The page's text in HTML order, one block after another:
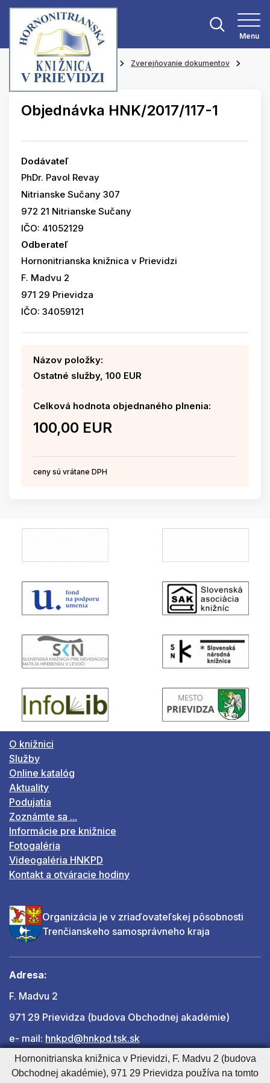
Menu
Hlavná stránka O knižnici
Zverejňovanie dokumentov
Objednávky
Objednávka HNK/2017/117-1
Dodávateľ
PhDr. Pavol Revay
Nitrianske Sučany 307
972 21 Nitrianske Sučany
IČO: 41052129
Odberateľ
Hornonitrianska knižnica v Prievidzi
F. Madvu 2
971 29 Prievidza
IČO: 34059121
Názov položky:
Ostatné služby, 100 EUR
Celková hodnota objednaného plnenia:
100,00 EUR
ceny sú vrátane DPH
O knižnici
Služby
Online katalóg
Aktuality
Podujatia
Zoznámte sa ...
Informácie pre knižnice
Fotogaléria
Videogaléria HNKPD
Kontakt a otváracie hodiny
Organizácia je v zriaďovateľskej pôsobnosti
Trenčianskeho samosprávneho kraja
Adresa:
F. Madvu 2
971 29 Prievidza (budova Obchodnej akadémie)
e- mail: hnkpd@hnkpd.tsk.sk
Ďalšie kontakty
Hornonitrianska knižnica v Prievidzi, F. Madvu 2 (budova
Obchodnej akadémie), 971 29 Prievidza používa na tomto